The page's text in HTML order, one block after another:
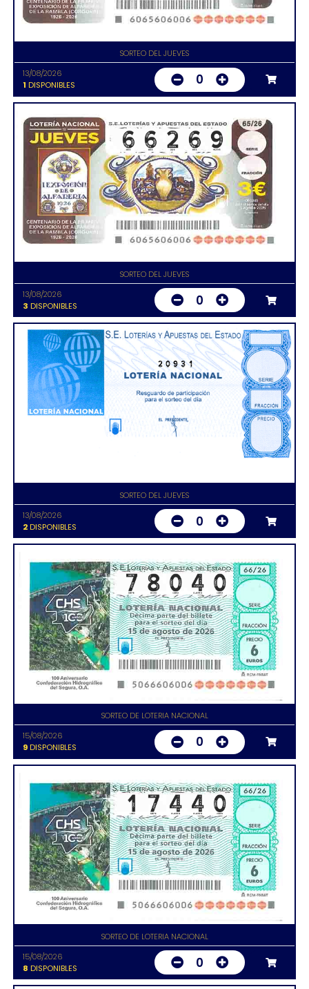
SORTEO DEL JUEVES
13/08/2026
1 DISPONIBLES 0
SORTEO DEL JUEVES
13/08/2026
3 DISPONIBLES 0
20931
SORTEO DEL JUEVES
13/08/2026
2DISPONIBLES 0
SORTEO DE LOTERIA NACIONAL
15/08/2026
9DISPONIBLES 0
SORTEO DE LOTERIA NACIONAL
15/08/2026
8 DISPONIBLES 0